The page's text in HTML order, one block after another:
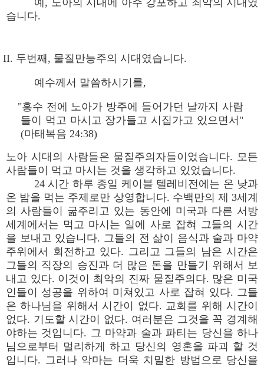
예, 노아의 시대에 아주 강포하고 죄악의 시대였
습니다.
II. 두번째, 물질만능주의 시대였습니다.
예수께서 말씀하시기를,
"홍수 전에 노아가 방주에 들어가던 날까지 사람
들이 먹고 마시고 장가들고 시집가고 있으면서"
(마태복음 24:38)
노아 시대의 사람들은 물질주의자들이었습니다. 모든
사람들이 먹고 마시는 것을 생각하고 있었습니다.
24 시간 하루 종일 케이블 텔레비전에는 온 낮과
온 밤을 먹는 주제로만 상영합니다. 수백만의 제 3세계
의 사람들이 굶주리고 있는 동안에 미국과 다른 서방
세계에서는 먹고 마시는 일에 사로 잡혀 그들의 시간
을 보내고 있습니다. 그들의 전 삶이 음식과 술과 마약
주위에서 회전하고 있다. 그리고 그들의 남은 시간은
그들의 직장의 승진과 더 많은 돈을 만들기 위해서 보
내고 있다. 이것이 최악의 진짜 물질주의다. 많은 미국
인들이 성공을 위하여 미쳐있고 사로 잡혀 있다. 그들
은 하나님을 위해서 시간이 없다. 교회를 위해 시간이
없다. 기도할 시간이 없다. 여러분은 그것을 꼭 경계해
야하는 것입니다. 그 마약과 술과 파티는 당신을 하나
님으로부터 멀리하게 하고 당신의 영혼을 파괴 할 것
입니다. 그러나 악마는 더욱 치밀한 방법으로 당신을